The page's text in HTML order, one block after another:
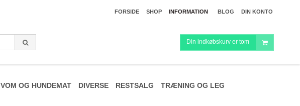
FORSIDE SHOP INFORMATION BLOG DIN KONTO
Din indkøbskurv er tom
VOM OG HUNDEMAT DIVERSE RESTSALG TRÆNING OG LEG